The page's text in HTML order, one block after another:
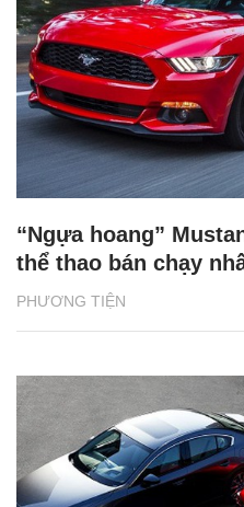
PHƯƠNG TIỆN
“Ngựa hoang”
thể thao bán chạy